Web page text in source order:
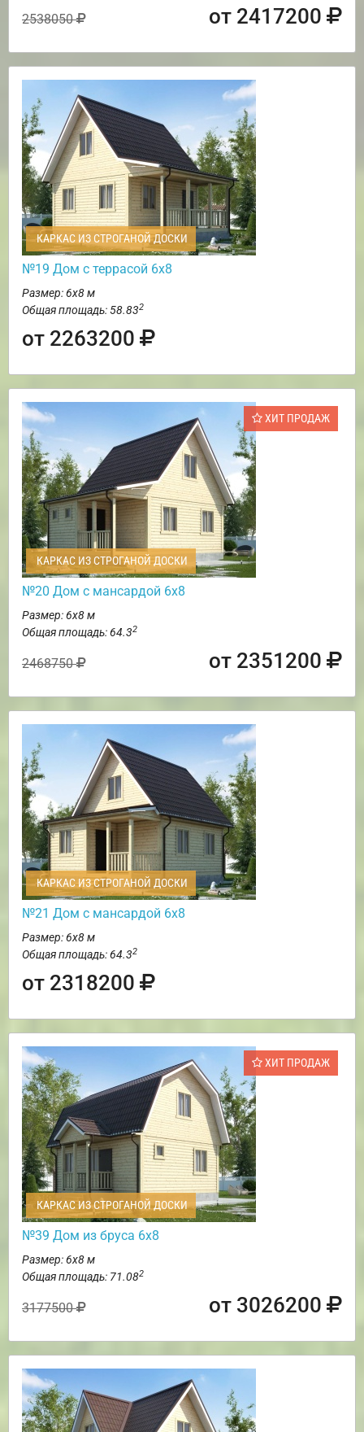
2538050 от 2417200
КАРКАС ИЗ СТРОГАНОЙ ДОСКИ
№19 Дом с террасой 6х8
Размер: 6х8 м
Общая площадь: 58.832
от 2263200
ХИТ ПРОДАЖ
КАРКАС ИЗ СТРОГАНОЙ ДОСКИ
№20 Дом с мансардой 6х8
Размер: 6х8 м
Общая площадь: 64.32
2468750 от 2351200
КАРКАС ИЗ СТРОГАНОЙ ДОСКИ
№21 Дом с мансардой 6х8
Размер: 6х8 м
Общая площадь: 64.32
от 2318200
ХИТ ПРОДАЖ
КАРКАС ИЗ СТРОГАНОЙ ДОСКИ
№39 Дом из бруса 6х8
Размер: 6х8 м
Общая площадь: 71.082
3177500 от 3026200